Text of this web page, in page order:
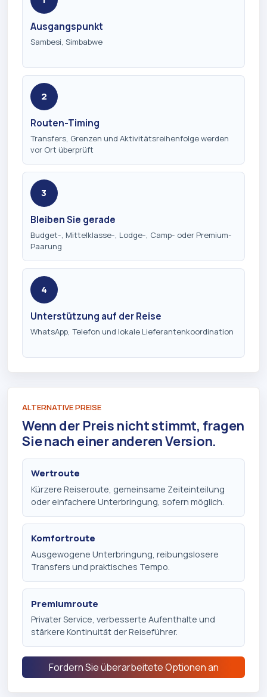
Ausgangspunkt
Sambesi, Simbabwe
2
Routen-Timing
Transfers, Grenzen und Aktivitätsreihenfolge werden
vor Ort überprüft
3
Bleiben Sie gerade
Budget-, Mittelklasse-, Lodge-, Camp- oder Premium-
Paarung
4
Unterstützung auf der Reise
WhatsApp, Telefon und lokale Lieferantenkoordination
ALTERNATIVE PREISE
Wenn der Preis nicht stimmt, fragen
Sie nach einer anderen Version.
Wertroute
Kürzere Reiseroute, gemeinsame Zeiteinteilung
oder einfachere Unterbringung, sofern möglich.
Komfortroute
Ausgewogene Unterbringung, reibungslosere
Transfers und praktisches Tempo.
Premiumroute
Privater Service, verbesserte Aufenthalte und
stärkere Kontinuität der Reiseführer.
Fordern Sie überarbeitete Optionen an